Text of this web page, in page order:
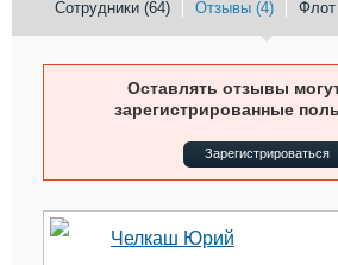
Сотрудники (64) Отзывы (4) Флот
Оставлять отзывы
зарегистрированные
Зарегистрироваться
Челкаш Юрий